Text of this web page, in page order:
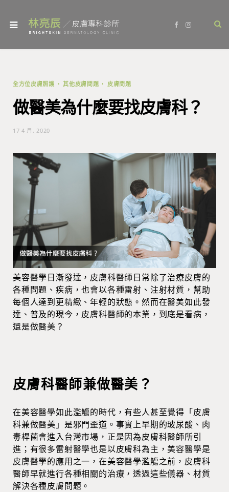
b
I
a
全方位皮膚照護 其他皮膚問題 皮膚問題
做醫美為什麼要找皮膚科？
17 4 月, 2020
美容醫學日漸發達，皮膚科醫師日常除了治療皮膚的
各種問題、疾病，也會以各種雷射、注射材質，幫助
每個人達到更精緻、年輕的狀態。然而在醫美如此發
達、普及的現今，皮膚科醫師的本業，到底是看病，
還是做醫美？
皮膚科醫師兼做醫美？
在美容醫學如此濫觴的時代，有些人甚至覺得「皮膚
科兼做醫美」是邪門歪道。事實上早期的玻尿酸、肉
毒桿菌會進入台灣市場，正是因為皮膚科醫師所引
進；有很多雷射醫學也是以皮膚科為主，美容醫學是
皮膚醫學的應用之一，在美容醫學濫觴之前，皮膚科
醫師早就進行各種相關的治療，透過這些儀器、材質
解決各種皮膚問題。